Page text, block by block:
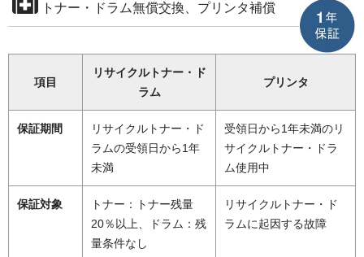
トナー・ドラム無償交換、プリンタ補償
項目
リサイクルトナー・ド
ラム
プリンタ
保証期間
リサイクルトナー・ド
ラムの受領日から1年
未満
受領日から1年未満のリ
サイクルトナー・ドラ
ム使用中
保証対象
トナー：トナー残量
20％以上、ドラム：残
量条件なし
リサイクルトナー・ド
ラムに起因する故障